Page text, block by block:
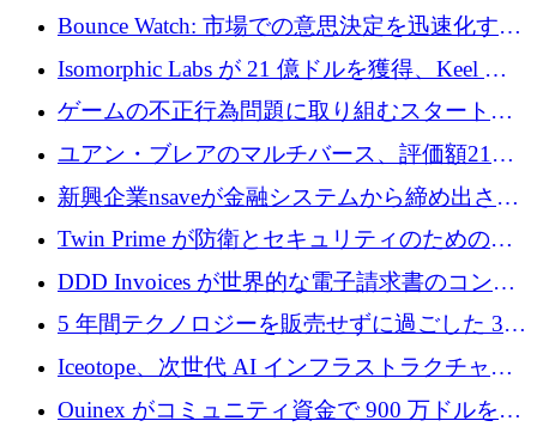
り組むために 150 万ユーロを調達
Bounce Watch: 市場での意思決定を迅速化する
ためのインテリジェンス層を構築する
Isomorphic Labs が 21 億ドルを獲得、Keel の
ネオバンク後の軸、ポーランドのソフトウェ
ア進化
ゲームの不正行為問題に取り組むスタートア
ップを紹介する
ユアン・ブレアのマルチバース、評価額21億
ドルで7,000万ドルを調達
新興企業nsaveが金融システムから締め出され
たシリア人に国際銀行アクセスをもたらす
Twin Prime が防衛とセキュリティのためのフ
ロンティア AI モデルを構築するために 1,000
万ドルのプレシードを獲得
DDD Invoices が世界的な電子請求書のコンプ
ライアンスを簡素化するために 131 万ユーロ
を調達
5 年間テクノロジーを販売せずに過ごした 3D
プリンティングのスタートアップを紹介しま
Iceotope、次世代 AI インフラストラクチャの
冷却を促進するために 2,600 万ドルを調達
Ouinex がコミュニティ資金で 900 万ドルを達